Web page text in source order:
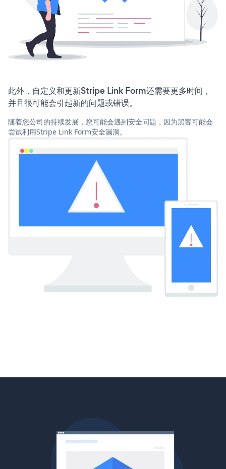
此外，自定义和更新Stripe Link Form还需要更多时间，
并且很可能会引起新的问题或错误。
随着您公司的持续发展，您可能会遇到安全问题，因为黑客可能会
尝试利用Stripe Link Form安全漏洞。